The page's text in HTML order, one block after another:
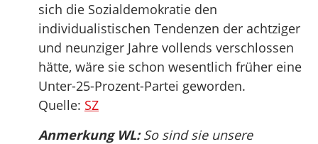
sich die Sozialdemokratie den
individualistischen Tendenzen der achtziger
und neunziger Jahre vollends verschlossen
hätte, wäre sie schon wesentlich früher eine
Unter-25-Prozent-Partei geworden.
Quelle: SZ
Anmerkung WL:So sind sie unsere